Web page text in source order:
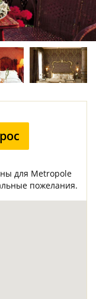
для Metropole
пожелания.